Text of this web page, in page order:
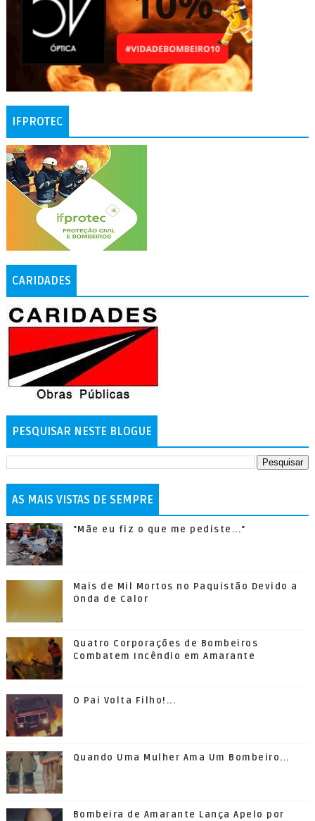
IFPROTEC
CARIDADES
PESQUISAR NESTE BLOGUE
AS MAIS VISTAS DE SEMPRE
"Mãe eu fiz o que me pediste..."
Mais de Mil Mortos no Paquistão Devido a
Onda de Calor
Quatro Corporações de Bombeiros
Combatem Incêndio em Amarante
O Pai Volta Filho!...
Quando Uma Mulher Ama Um Bombeiro...
Bombeira de Amarante Lança Apelo por